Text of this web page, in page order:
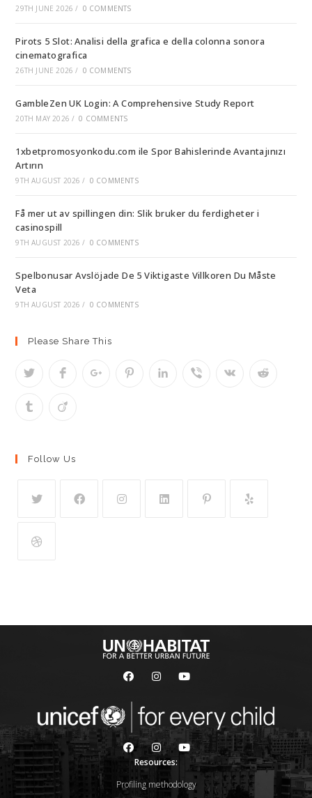
29TH JUNE 2026 / 0 COMMENTS
Pirots 5 Slot: Analisi della grafica e della colonna sonora
cinematografica
26TH JUNE 2026 / 0 COMMENTS
GambleZen UK Login: A Comprehensive Study Report
20TH MAY 2026 / 0 COMMENTS
1xbetpromosyonkodu.com ile Spor Bahislerinde Avantajınızı
Artırın
9TH AUGUST 2026 / 0 COMMENTS
Få mer ut av spillingen din: Slik bruker du ferdigheter i
casinospill
9TH AUGUST 2026 / 0 COMMENTS
Spelbonusar Avslöjade De 5 Viktigaste Villkoren Du Måste
Veta
9TH AUGUST 2026 / 0 COMMENTS
Please Share This
Follow Us
Resources:
Profiling methodology